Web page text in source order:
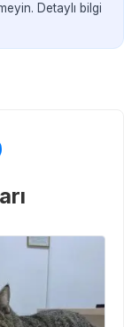
Detaylı bilgi